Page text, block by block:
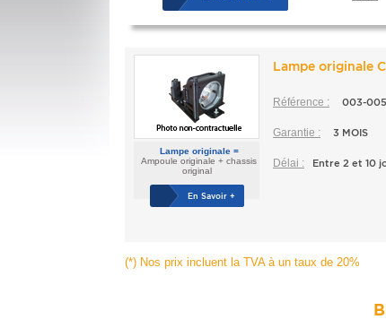
Lampe originale =
Ampoule originale + chassis
original
En Savoir +
Lampe originale
Référence : 003-
Garantie : 3 MOIS
Délai : Entre 2 et 10
(*) Nos prix incluent la TVA à un taux de 20%